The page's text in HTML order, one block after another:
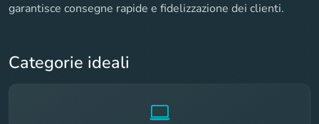
garantisce consegne rapide e fidelizzazione dei clienti.
Categorie ideali